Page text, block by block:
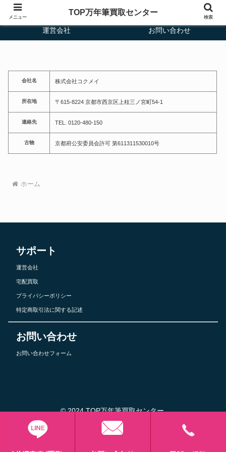
TOP万年筆 宅配買取
運営会社 お問い合わせ
会社名 株式会社コクメイ
所在地 〒615-8224 京都市西京区上桂三ノ宮町54-1
連絡先 TEL. 0120-480-150
古物 京都府公安委員会許可 第611311530010号
ホーム
サポート
運営会社
宅配買取
プライバシーポリシー
特定商取引法に関する記述
お問い合わせ
お問い合わせフォーム
© 2024 TOP万年筆買取センター.
メニュー
TOP万年筆買取センター
検索